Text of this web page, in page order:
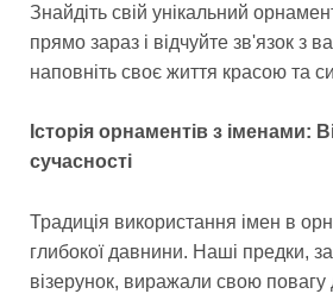
Знайдіть свій унікальний
прямо зараз і відчуйте зв'язок з
наповніть своє життя красою та
Історія орнаментів з іменами:
сучасності
Традиція використання імен в
глибокої давнини. Наші предки,
візерунок, виражали свою повагу